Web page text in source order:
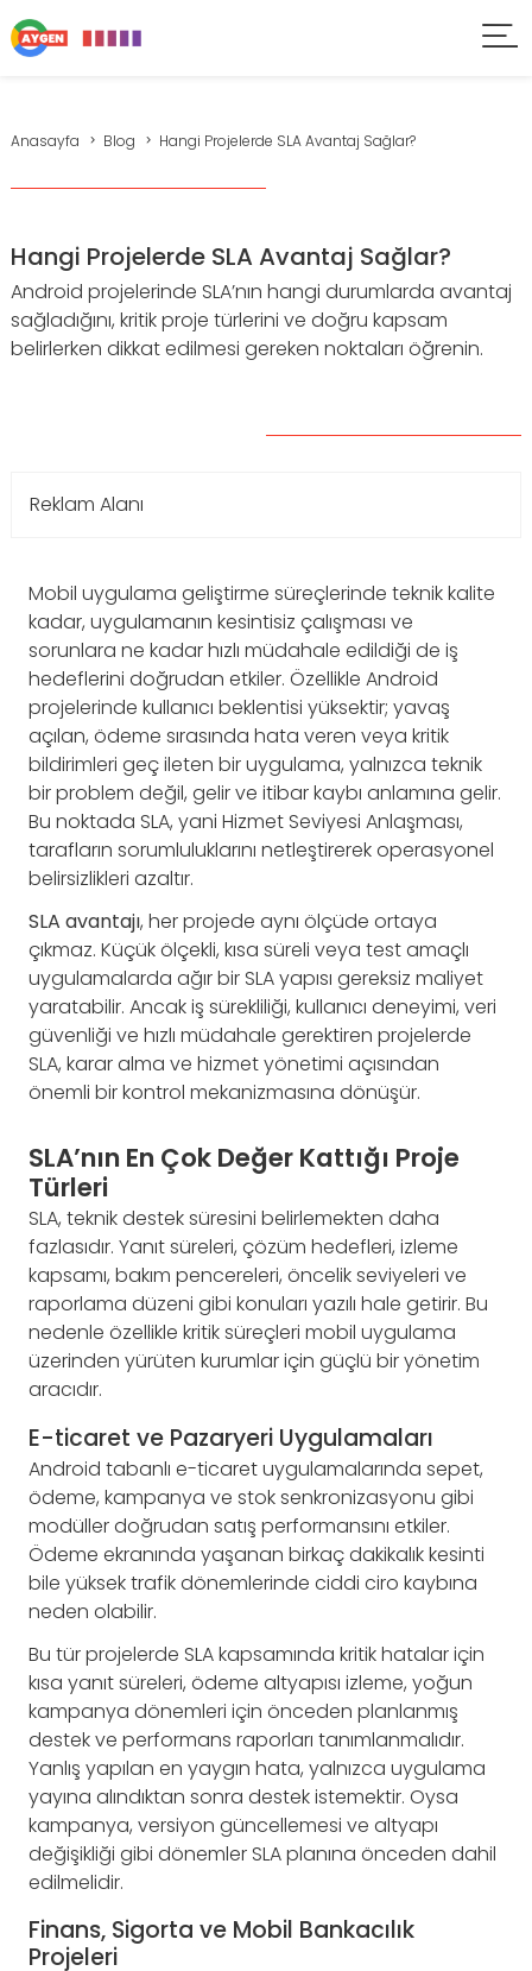
Anasayfa Blog Hangi Projelerde SLA Avantaj Sağlar?
Hangi Projelerde SLA Avantaj Sağlar?
Android projelerinde SLA’nın hangi durumlarda avantaj
sağladığını, kritik proje türlerini ve doğru kapsam
belirlerken dikkat edilmesi gereken noktaları öğrenin.
Reklam Alanı
Mobil uygulama geliştirme süreçlerinde teknik kalite
kadar, uygulamanın kesintisiz çalışması ve
sorunlara ne kadar hızlı müdahale edildiği de iş
hedeflerini doğrudan etkiler. Özellikle Android
projelerinde kullanıcı beklentisi yüksektir; yavaş
açılan, ödeme sırasında hata veren veya kritik
bildirimleri geç ileten bir uygulama, yalnızca teknik
bir problem değil, gelir ve itibar kaybı anlamına gelir.
Bu noktada SLA, yani Hizmet Seviyesi Anlaşması,
tarafların sorumluluklarını netleştirerek operasyonel
belirsizlikleri azaltır.
SLA avantajı, her projede aynı ölçüde ortaya
çıkmaz. Küçük ölçekli, kısa süreli veya test amaçlı
uygulamalarda ağır bir SLA yapısı gereksiz maliyet
yaratabilir. Ancak iş sürekliliği, kullanıcı deneyimi, veri
güvenliği ve hızlı müdahale gerektiren projelerde
SLA, karar alma ve hizmet yönetimi açısından
önemli bir kontrol mekanizmasına dönüşür.
SLA’nın En Çok Değer Kattığı Proje
Türleri
SLA, teknik destek süresini belirlemekten daha
fazlasıdır. Yanıt süreleri, çözüm hedefleri, izleme
kapsamı, bakım pencereleri, öncelik seviyeleri ve
raporlama düzeni gibi konuları yazılı hale getirir. Bu
nedenle özellikle kritik süreçleri mobil uygulama
üzerinden yürüten kurumlar için güçlü bir yönetim
aracıdır.
E-ticaret ve Pazaryeri Uygulamaları
Android tabanlı e-ticaret uygulamalarında sepet,
ödeme, kampanya ve stok senkronizasyonu gibi
modüller doğrudan satış performansını etkiler.
Ödeme ekranında yaşanan birkaç dakikalık kesinti
bile yüksek trafik dönemlerinde ciddi ciro kaybına
neden olabilir.
Bu tür projelerde SLA kapsamında kritik hatalar için
kısa yanıt süreleri, ödeme altyapısı izleme, yoğun
kampanya dönemleri için önceden planlanmış
destek ve performans raporları tanımlanmalıdır.
Yanlış yapılan en yaygın hata, yalnızca uygulama
yayına alındıktan sonra destek istemektir. Oysa
kampanya, versiyon güncellemesi ve altyapı
değişikliği gibi dönemler SLA planına önceden dahil
edilmelidir.
Finans, Sigorta ve Mobil Bankacılık
Projeleri